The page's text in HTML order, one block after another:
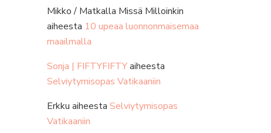
Mikko / Matkalla Missä Milloinkin
aiheesta 10 upeaa luonnonmaisemaa
maailmalla
Sonja | FIFTYFIFTYaiheesta
Selviytymisopas Vatikaaniin
Erkku aiheesta Selviytymisopas
Vatikaaniin